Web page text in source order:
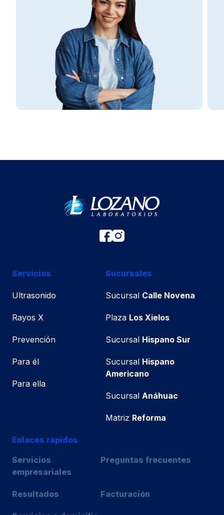
Servicios
Ultrasonido
Rayos X
Prevención
Para él
Para ella
Sucursales
Sucursal Calle Novena
Plaza Los Xielos
Sucursal Hispano Sur
Sucursal Hispano
Americano
Sucursal Anáhuac
Matriz Reforma
Enlaces rapidos
Servicios
empresariales
Preguntas frecuentes
Resultados Facturación